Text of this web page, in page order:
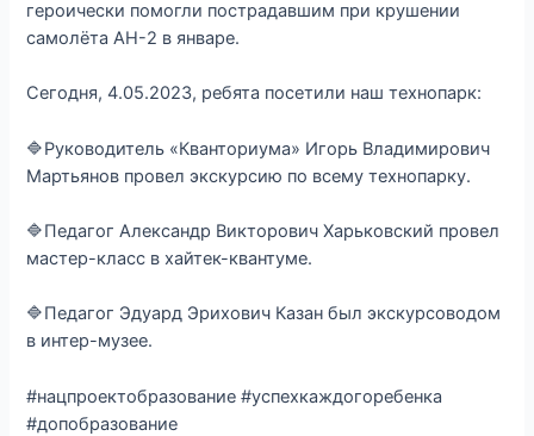
героически помогли пострадавшим при крушении
самолёта АН-2 в январе.
Сегодня, 4.05.2023, ребята посетили наш технопарк:
🔷Руководитель «Кванториума» Игорь Владимирович
Мартьянов провел экскурсию по всему технопарку.
🔷Педагог Александр Викторович Харьковский провел
мастер-класс в хайтек-квантуме.
🔷Педагог Эдуард Эрихович Казан был экскурсоводом
в интер-музее.
#нацпроектобразование #успехкаждогоребенка
#допобразование